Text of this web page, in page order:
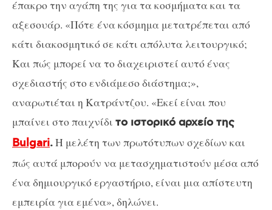
έπακρο την αγάπη της για τα κοσμήματα και τα
αξεσουάρ. «Πότε ένα κόσμημα μετατρέπεται από
κάτι διακοσμητικό σε κάτι απόλυτα λειτουργικό;
Και πώς μπορεί να το διαχειριστεί αυτό ένας
σχεδιαστής στο ενδιάμεσο διάστημα;»,
αναρωτιέται η Κατράντζου. «Εκεί είναι που
μπαίνει στο παιχνίδι το ιστορικό αρχείο της
Bulgari.Η μελέτη των πρωτότυπων σχεδίων και
πώς αυτά μπορούν να μετασχηματιστούν μέσα από
ένα δημιουργικό εργαστήριο, είναι μια απίστευτη
εμπειρία για εμένα», δηλώνει.